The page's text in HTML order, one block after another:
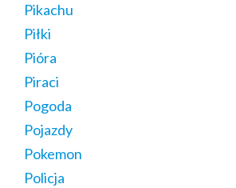
Pikachu
Piłki
Pióra
Piraci
Pogoda
Pojazdy
Pokemon
Policja